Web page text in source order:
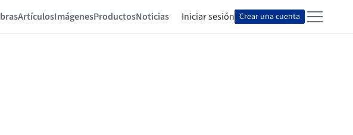
ArtículosImágenesProductosNoticias Iniciar sesión Crear una cuenta